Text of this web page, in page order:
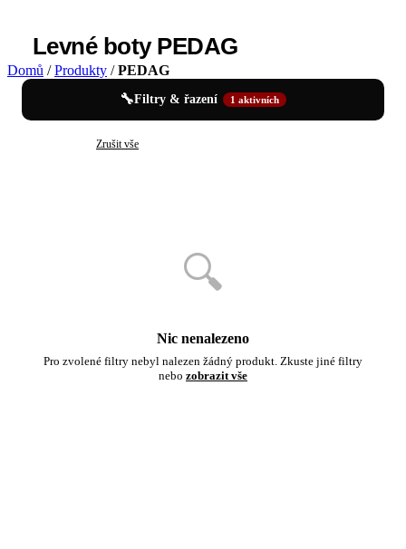
Levné boty PEDAG
Domů / Produkty / PEDAG
🔧Filtry & řazení 1 aktivních
Zrušit vše
🔍
Nic nenalezeno
Pro zvolené filtry nebyl nalezen žádný produkt. Zkuste jiné filtry
nebo zobrazit vše